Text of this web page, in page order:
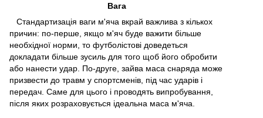
Вага
Стандартизація ваги м'яча вкрай важлива з кількох
причин: по-перше, якщо м'яч буде важити більше
необхідної норми, то футболістові доведеться
докладати більше зусиль для того щоб його обробити
або нанести удар. По-друге, зайва маса снаряда може
призвести до травм у спортсменів, під час ударів і
передач. Саме для цього і проводять випробування,
після яких розраховується ідеальна маса м'яча.